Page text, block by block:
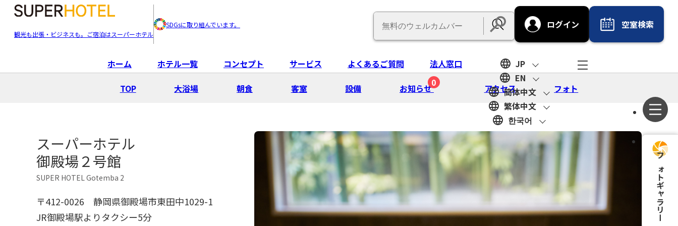
観光も出張・ビジネスも。ご宿泊はスーパーホテル
SDGsに取り組んでいます。
Submit
ログイン 空室検索
ホーム ホテル一覧 コンセプト サービス よくあるご質問 法人窓口
JP
EN
簡体中文
繁体中文
한국어
TOP 大浴場 朝⾷ 客室 設備 お知らせ0 アクセス フォト
フォトギャラリー
スーパーホテル
御殿場２号館
SUPER HOTEL Gotemba 2
〒412-0026
静岡県御殿場市東田中1029-1
JR御殿場駅よりタクシー5分